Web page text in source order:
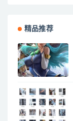
精品推荐